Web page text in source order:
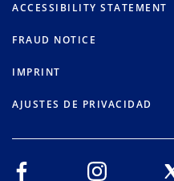
ACCESSIBILITY STATEMENT
FRAUD NOTICE
IMPRINT
AJUSTES DE PRIVACIDAD